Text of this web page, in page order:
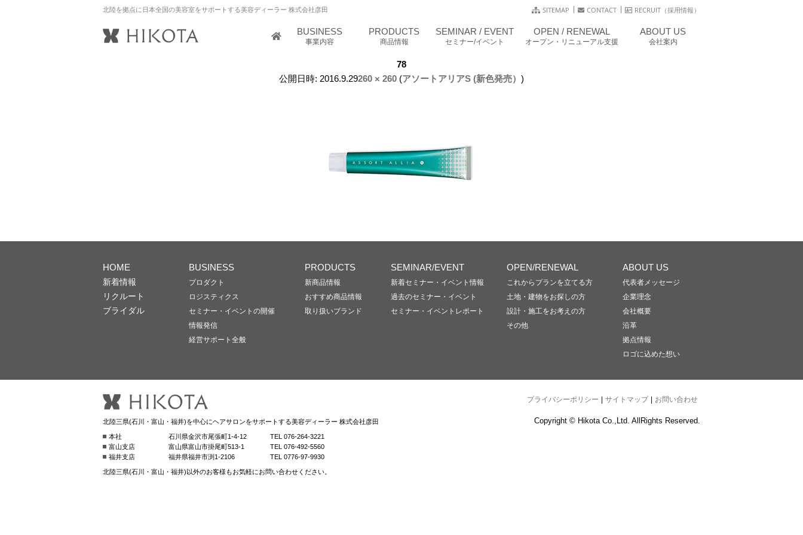
北陸を拠点に日本全国の美容室をサポートする美容ディーラー 株式会社彦田 SITEMAP CONTACT RECRUIT（採用情報）
BUSINESS
事業内容
PRODUCTS
商品情報
SEMINAR / EVENT
セミナー/イベント
OPEN / RENEWAL
オープン・リニューアル支援
ABOUT US
会社案内
78
公開日時: 2016.9.29260 × 260 (アソートアリアS (新色発売） )
HOME
新着情報
リクルート
ブライダル
BUSINESS
プロダクト
ロジスティクス
セミナー・イベントの開催
情報発信
経営サポート全般
PRODUCTS
新商品情報
おすすめ商品情報
取り扱いブランド
SEMINAR/EVENT
新着セミナー・イベント情報
過去のセミナー・イベント
セミナー・イベントレポート
OPEN/RENEWAL
これからプランを立てる方
土地・建物をお探しの方
設計・施工をお考えの方
その他
ABOUT US
代表者メッセージ
企業理念
会社概要
沿革
拠点情報
ロゴに込めた想い
北陸三県(石川・富山・福井)を中心にヘアサロンをサポートする美容ディーラー 株式会社彦田
本社 石川県金沢市尾張町1-4-12
TEL 076-264-3221
富山支店
富山県富山市掛尾町513-1
TEL 076-492-5560
福井支店
福井県福井市渕1-2106 TEL 0776-97-9930
北陸三県(石川・富山・福井)以外のお客様もお気軽にお問い合わせください。
プライバシーポリシー サイトマップ お問い合わせ
Copyright © Hikota Co.,Ltd. AllRights Reserved.